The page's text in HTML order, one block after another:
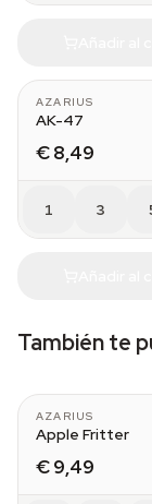
AZARIUS
AK-47
€ 8,49
1 3
También te
AZARIUS
Apple Fritter
€ 9,49